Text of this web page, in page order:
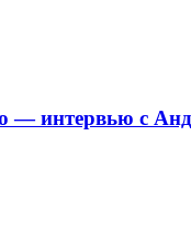
— интервью с